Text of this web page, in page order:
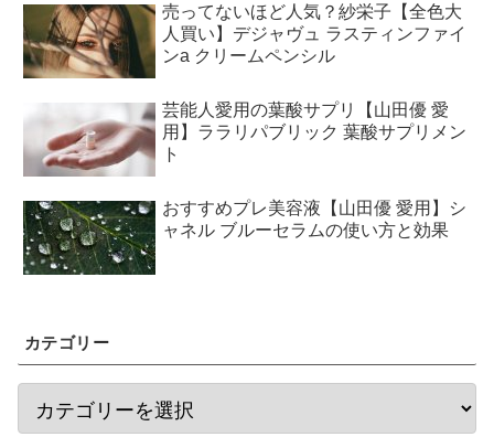
売ってないほど人気？紗栄子【全色大
人買い】デジャヴュ ラスティンファイ
ンa クリームペンシル
芸能人愛用の葉酸サプリ【山田優 愛
用】ララリパブリック 葉酸サプリメン
ト
おすすめプレ美容液【山田優 愛用】シ
ャネル ブルーセラムの使い方と効果
カテゴリー